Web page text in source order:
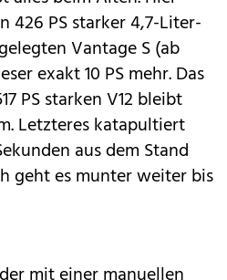
426 PS starker 4,7-Liter-
Vantage S (ab
exakt 10 PS mehr. Das
PS starken V12 bleibt
Letzteres katapultiert
aus dem Stand
geht es munter weiter bis